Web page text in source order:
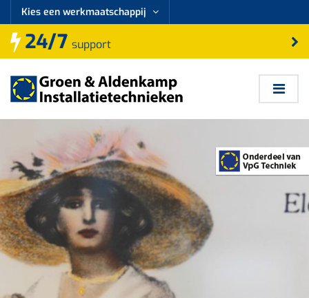
Kies een werkmaatschappij
24/7 support